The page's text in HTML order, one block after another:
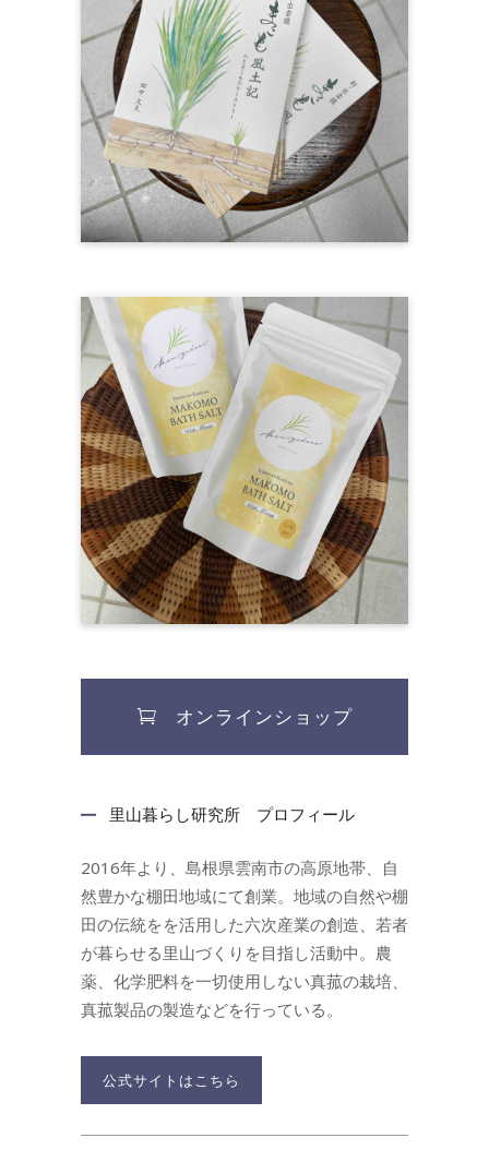
オンラインショップ
里山暮らし研究所 プロフィール
2016年より、島根県雲南市の高原地帯、自
然豊かな棚田地域にて創業。地域の自然や棚
田の伝統をを活用した六次産業の創造、若者
が暮らせる里山づくりを目指し活動中。農
薬、化学肥料を一切使用しない真菰の栽培、
真菰製品の製造などを行っている。
公式サイトはこちら